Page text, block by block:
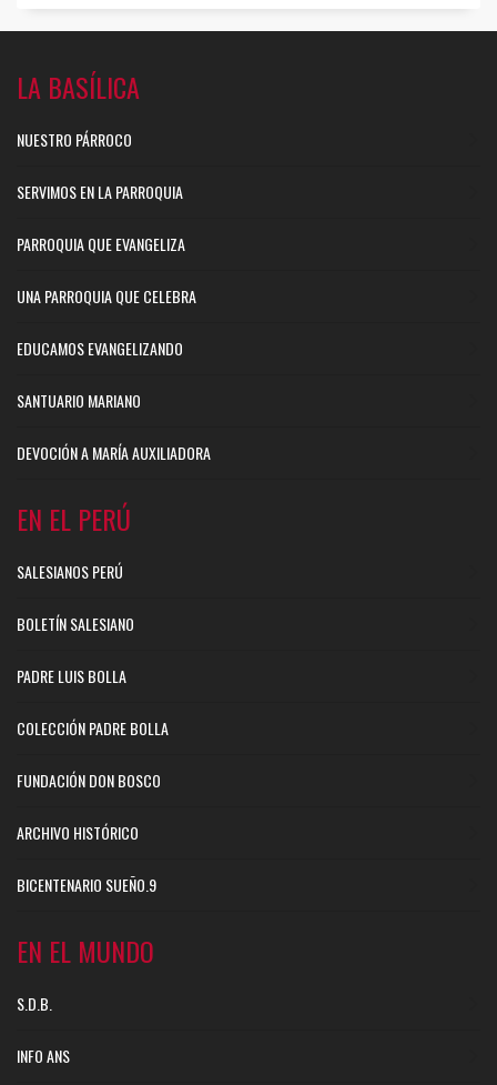
LA BASÍLICA
NUESTRO PÁRROCO
SERVIMOS EN LA PARROQUIA
PARROQUIA QUE EVANGELIZA
UNA PARROQUIA QUE CELEBRA
EDUCAMOS EVANGELIZANDO
SANTUARIO MARIANO
DEVOCIÓN A MARÍA AUXILIADORA
EN EL PERÚ
SALESIANOS PERÚ
BOLETÍN SALESIANO
PADRE LUIS BOLLA
COLECCIÓN PADRE BOLLA
FUNDACIÓN DON BOSCO
ARCHIVO HISTÓRICO
BICENTENARIO SUEÑO.9
EN EL MUNDO
S.D.B.
INFO ANS